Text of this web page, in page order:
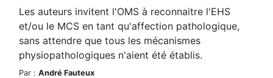
Les auteurs invitent l'OMS à reconnaitre l'EHS
et/ou le MCS en tant qu'affection pathologique,
sans attendre que tous les mécanismes
physiopathologiques n'aient été établis.
Par : André Fauteux